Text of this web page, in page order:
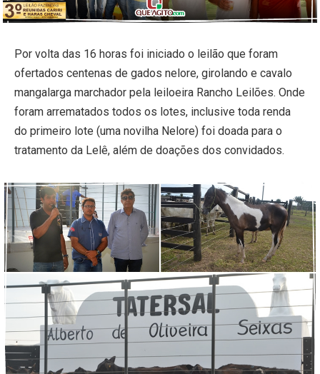
Por volta das 16 horas foi iniciado o leilão que foram
ofertados centenas de gados nelore, girolando e cavalo
mangalarga marchador pela leiloeira Rancho Leilões. Onde
foram arrematados todos os lotes, inclusive toda renda
do primeiro lote (uma novilha Nelore) foi doada para o
tratamento da Lelê, além de doações dos convidados.